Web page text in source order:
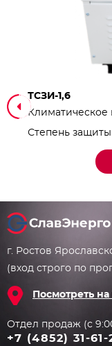
ТСЗИ-1,6
Климатическое
Степень защиты
г. Ростов
(вход строго по
Посмотреть на
Отдел продаж (с
+7 (4852) 31-61-